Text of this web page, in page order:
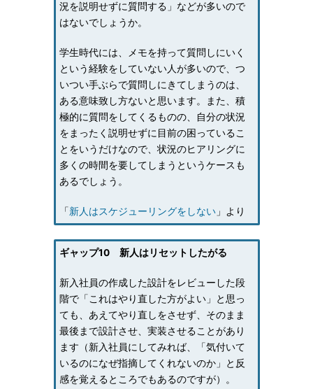
況を説明せずに質問する」などが多いので
はないでしょうか。
学生時代には、メモを持って質問しにいく
という経験をしていない人が多いので、つ
いつい手ぶらで質問しにきてしまうのは、
ある意味致し方ないと思います。また、積
極的に質問をしてくるものの、自分の状況
をまったく説明せずに目前の困っているこ
とをいうだけなので、状況のヒアリングに
多くの時間を要してしまうというケースも
あるでしょう。
「新人はスケジューリングをしない」より
ギャップ10 新人はリセットしたがる
新入社員の作成した設計をレビューした段
階で「これはやり直した方がよい」と思っ
ても、あえてやり直しをさせず、そのまま
最後まで設計させ、実装させることがあり
ます（新入社員にしてみれば、「気付いて
いるのになぜ指摘してくれないのか」と反
感を覚えるところでもあるのですが）。